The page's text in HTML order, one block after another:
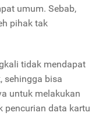
umum. Sebab,
pihak tak
tidak mendapat
sehingga bisa
untuk melakukan
pencurian data kartu